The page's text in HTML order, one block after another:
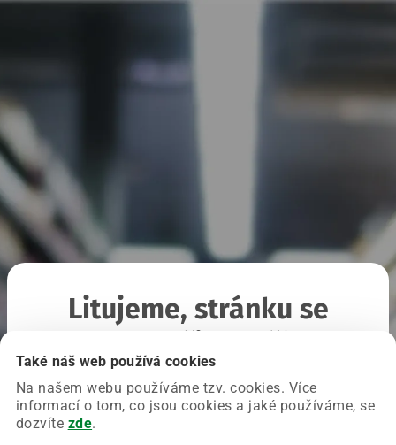
Také náš web používá cookies
Na našem webu používáme tzv. cookies. Více
informací o tom, co jsou cookies a jaké používáme, se
dozvíte zde.
Litujeme, stránku se
Chyba nastala na naší straně a už ji opravujeme.
Zkuste prosím znovu načíst požadovanou stránku.